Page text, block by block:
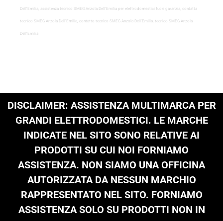
Dell’Emilia, assistenza tecnico SMEG Anzola Dell’Emilia per elettrodomestici fuori garanzia, contatta
tecnico SMEG Anzola Dell’Emilia, contatto tecnico SMEG Anzola Dell’Emilia, tecnico SMEG Anzola
Dell’Emilia
DISCLAIMER: ASSISTENZA MULTIMARCA PER
GRANDI ELETTRODOMESTICI. LE MARCHE
INDICATE NEL SITO SONO RELATIVE AI
PRODOTTI SU CUI NOI FORNIAMO
ASSISTENZA. NON SIAMO UNA OFFICINA
AUTORIZZATA DA NESSUN MARCHIO
RAPPRESENTATO NEL SITO. FORNIAMO
ASSISTENZA SOLO SU PRODOTTI NON IN